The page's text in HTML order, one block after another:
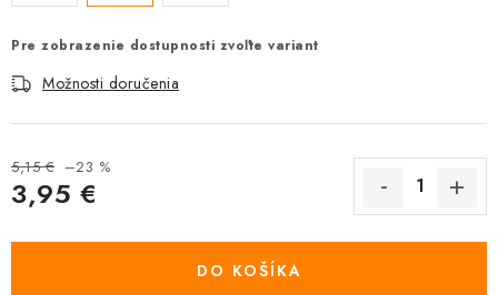
Pre zobrazenie dostupnosti zvoľte variant
Možnosti doručenia
5,15 € –23 %
3,95 €
DO KOŠÍKA